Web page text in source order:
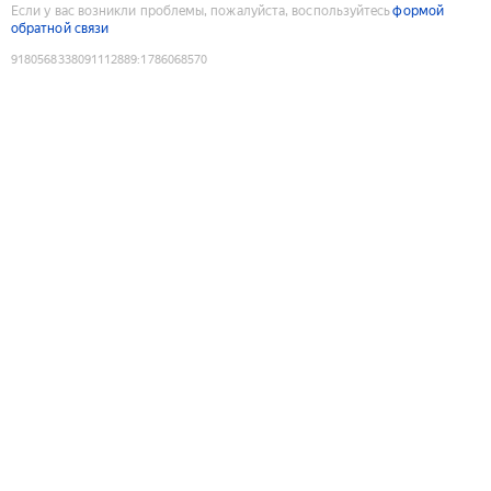
Если у вас возникли проблемы, пожалуйста, воспользуйтесьформой
обратной связи
9180568338091112889:1786068570